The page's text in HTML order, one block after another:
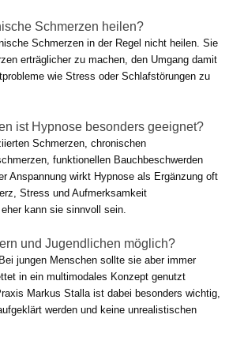
Schmerzen heilen?
Schmerzen in der Regel nicht heilen. Sie
erträglicher zu machen, den Umgang damit
wie Stress oder Schlafstörungen zu
ist Hypnose besonders geeignet?
Schmerzen, chronischen
funktionellen Bauchbeschwerden
Anspannung wirkt Hypnose als Ergänzung oft
Stress und Aufmerksamkeit
kann sie sinnvoll sein.
und Jugendlichen möglich?
jungen Menschen sollte sie aber immer
in ein multimodales Konzept genutzt
Markus Stalla ist dabei besonders wichtig,
werden und keine unrealistischen